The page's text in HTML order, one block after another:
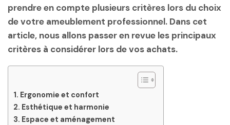
prendre en compte plusieurs critères lors du choix
de votre ameublement professionnel. Dans cet
article, nous allons passer en revue les principaux
critères à considérer lors de vos achats.
Ergonomie et confort
Esthétique et harmonie
Espace et aménagement